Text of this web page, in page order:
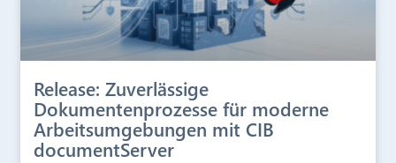
Release: Zuverlässige
Dokumentenprozesse für moderne
Arbeitsumgebungen mit CIB
documentServer